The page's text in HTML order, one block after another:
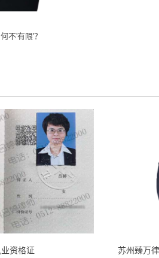
不'有限'？
资格证 苏州臻万